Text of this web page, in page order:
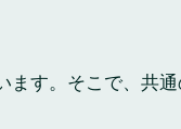
す。そこで、共